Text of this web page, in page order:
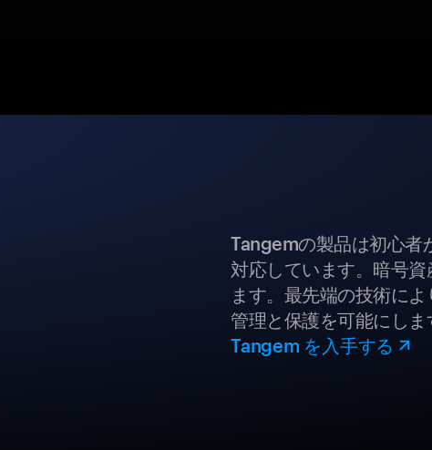
Tangemの製品は初心者
対応しています。暗号
ます。最先端の技術に
管理と保護を可能にしま
Tangem を入手する